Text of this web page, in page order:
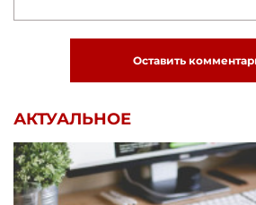
Оставить
АКТУАЛЬНОЕ